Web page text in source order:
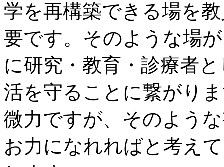
学を再構築できる場を
要です。そのような場
に研究・教育・診療者
活を守ることに繋がり
微力ですが、そのよう
お力になれればと考え